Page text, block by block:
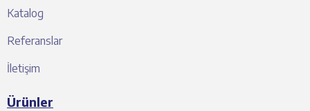
Katalog
Referanslar
İletişim
Ürünler